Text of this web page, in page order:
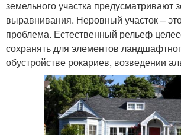
земельного участка
выравнивания. Неровный участок –
проблема. Естественный рельеф
сохранять для элементов
обустройстве рокариев, возведении